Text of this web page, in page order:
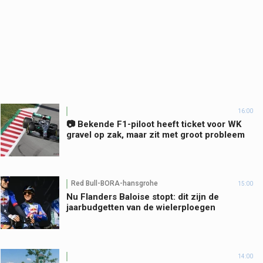
16:00
📷 Bekende F1-piloot heeft ticket voor WK
gravel op zak, maar zit met groot probleem
Red Bull-BORA-hansgrohe 15:00
Nu Flanders Baloise stopt: dit zijn de
jaarbudgetten van de wielerploegen
14:00